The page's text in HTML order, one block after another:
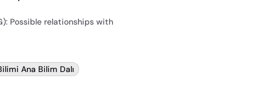
Possible relationships with
Ana Bilim Dalı